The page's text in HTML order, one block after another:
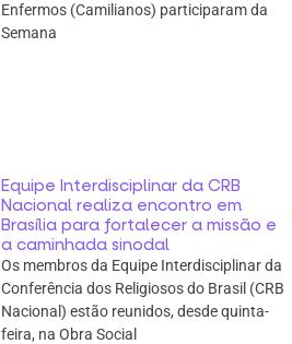
Enfermos (Camilianos) participaram da
Semana
Equipe Interdisciplinar da CRB
Nacional realiza encontro em
Brasília para fortalecer a missão e
a caminhada sinodal
Os membros da Equipe Interdisciplinar da
Conferência dos Religiosos do Brasil (CRB
Nacional) estão reunidos, desde quinta-
feira, na Obra Social